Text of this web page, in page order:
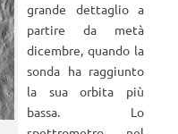
grande dettaglio a
partire da metà
dicembre, quando la
sonda ha raggiunto
la sua orbita più
bassa. Lo